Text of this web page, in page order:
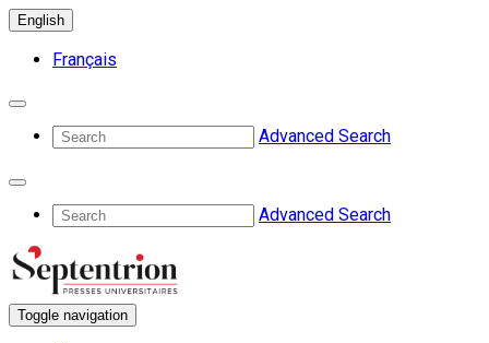
English
Français
Advanced Search
Advanced Search
Toggle navigation